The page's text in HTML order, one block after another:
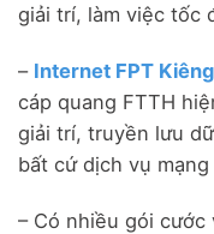
giải trí, làm việc tốc
– Internet FPT
cáp quang FTTH
giải trí, truyền lưu
bất cứ dịch vụ
– Có nhiều gói